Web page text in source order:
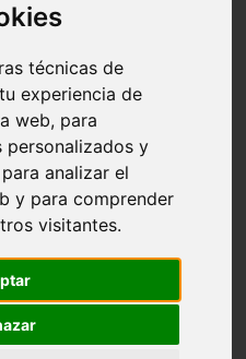
técnicas de
experiencia de
web, para
y
analizar el
y para comprender
visitantes.